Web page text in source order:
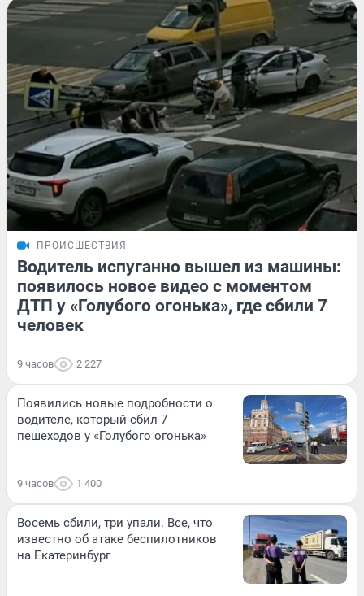
ПРОИСШЕСТВИЯ
Водитель испуганно вышел из машины:
появилось новое видео с моментом
ДТП у «Голубого огонька», где сбили 7
человек
9 часов 2 227
Появились новые подробности о
водителе, который сбил 7
пешеходов у «Голубого огонька»
9 часов 1 400
Восемь сбили, три упали. Все, что
известно об атаке беспилотников
на Екатеринбург